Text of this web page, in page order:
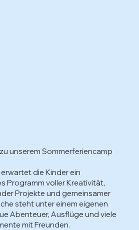
unserem Sommerferiencamp
die Kinder ein
Programm voller Kreativität,
Projekte und gemeinsamer
steht unter einem eigenen
Abenteuer, Ausflüge und viele
mit Freunden.